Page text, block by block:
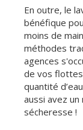
En outre, le
bénéfique
moins de
méthodes
agences
de vos
quantité
aussi avez un
sécheresse !